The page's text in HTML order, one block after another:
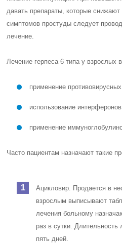
давать препараты, которые
симптомов простуды следует
лечение.
Лечение герпеса 6 типа у взрослых
применение
использование
применение
Часто пациентам назначают такие
Ацикловир. Продается в
взрослым выписывают
лечения больному
раз в сутки. Длительность
пять дней.